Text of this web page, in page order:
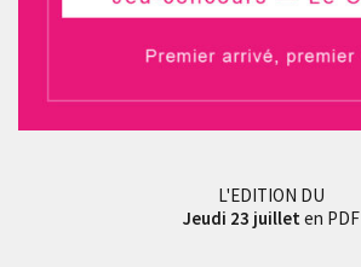
L'EDITION DU
Jeudi 23 juillet en PDF